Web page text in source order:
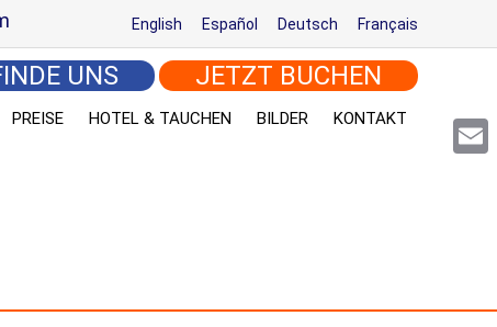
English Español Deutsch Français
UNS JETZT BUCHEN
PREISE HOTEL & TAUCHEN BILDER KONTAKT